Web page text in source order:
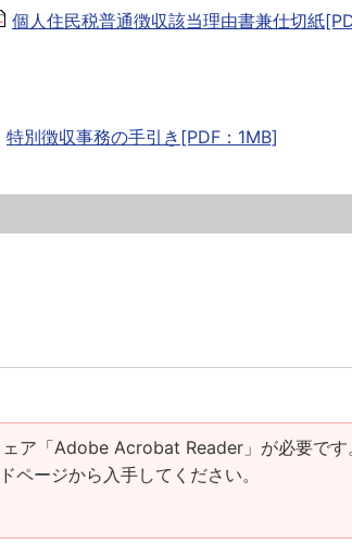
個人住民税普通徴収該当理由書兼仕切紙
特別徴収事務の手引き[PDF：1MB]
ア「Adobe Acrobat Reader」が必要です
ージから入手してください。